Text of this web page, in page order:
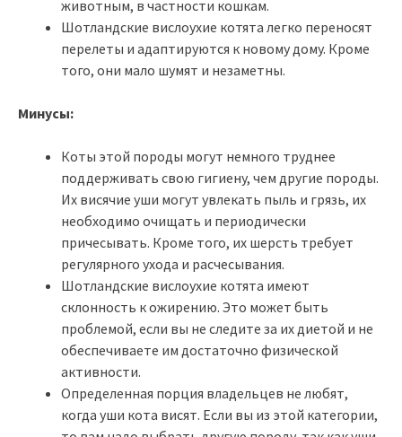
животным, в частности кошкам.
Шотландские вислоухие котята легко переносят
перелеты и адаптируются к новому дому. Кроме
того, они мало шумят и незаметны.
Минусы:
Коты этой породы могут немного труднее
поддерживать свою гигиену, чем другие породы.
Их висячие уши могут увлекать пыль и грязь, их
необходимо очищать и периодически
причесывать. Кроме того, их шерсть требует
регулярного ухода и расчесывания.
Шотландские вислоухие котята имеют
склонность к ожирению. Это может быть
проблемой, если вы не следите за их диетой и не
обеспечиваете им достаточно физической
активности.
Определенная порция владельцев не любят,
когда уши кота висят. Если вы из этой категории,